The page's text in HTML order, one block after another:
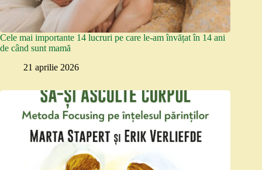
Cele mai importante 14 lucruri pe care le-am învățat în 14 ani
de când sunt mamă
21 aprilie 2026